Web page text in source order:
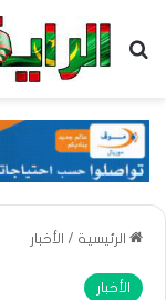
بحث عن
الرئيسية / الأخبار
الأخبار